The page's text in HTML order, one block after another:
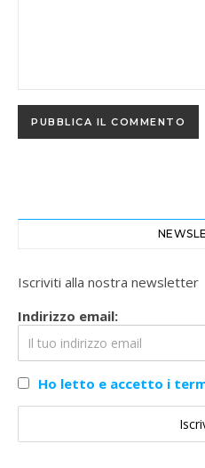
Iscriviti alla nostra newsletter
Indirizzo email:
Ho letto e accetto i